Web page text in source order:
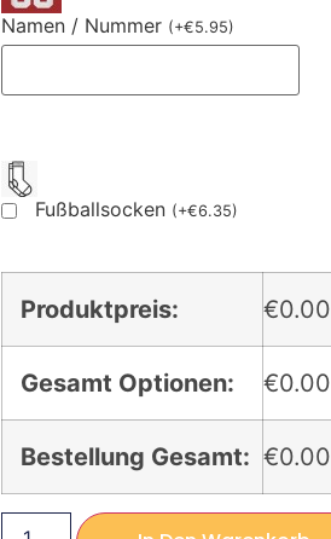
Namen / Nummer (+€5.95)
Fußballsocken (+€6.35)
Produktpreis: €0.00
Gesamt Optionen: €0.00
Bestellung Gesamt: €0.00